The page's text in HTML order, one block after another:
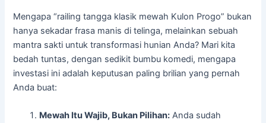
Mengapa “railing tangga klasik mewah Kulon Progo” bukan
hanya sekadar frasa manis di telinga, melainkan sebuah
mantra sakti untuk transformasi hunian Anda? Mari kita
bedah tuntas, dengan sedikit bumbu komedi, mengapa
investasi ini adalah keputusan paling brilian yang pernah
Anda buat:
Mewah Itu Wajib, Bukan Pilihan: Anda sudah